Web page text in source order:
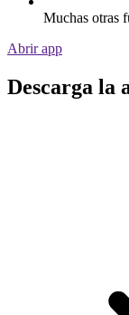
Muchas otras
Abrir app
Descarga la